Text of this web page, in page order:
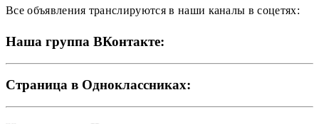
Все объявления транслируются в наши каналы в соцетях:
Наша группа ВКонтакте:
Страница в Одноклассниках: